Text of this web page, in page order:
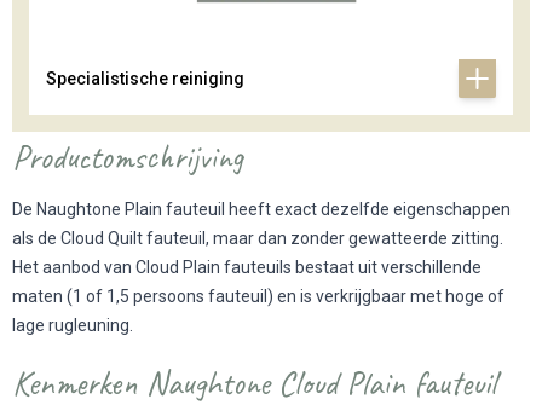
Specialistische reiniging
Productomschrijving
De Naughtone Plain fauteuil heeft exact dezelfde eigenschappen
als de Cloud Quilt fauteuil , maar dan zonder gewatteerde zitting.
Het aanbod van Cloud Plain fauteuils bestaat uit verschillende
maten (1 of 1,5 persoons fauteuil) en is verkrijgbaar met hoge of
lage rugleuning.
Kenmerken Naughtone Cloud Plain fauteuil